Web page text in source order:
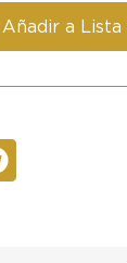
Añadir a Lista